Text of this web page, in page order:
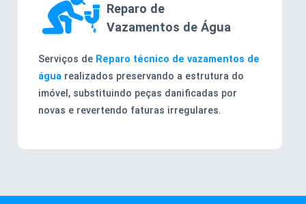
Reparo de
Vazamentos de Água
Serviços de Reparo técnico de vazamentos de
água realizados preservando a estrutura do
imóvel, substituindo peças danificadas por
novas e revertendo faturas irregulares.